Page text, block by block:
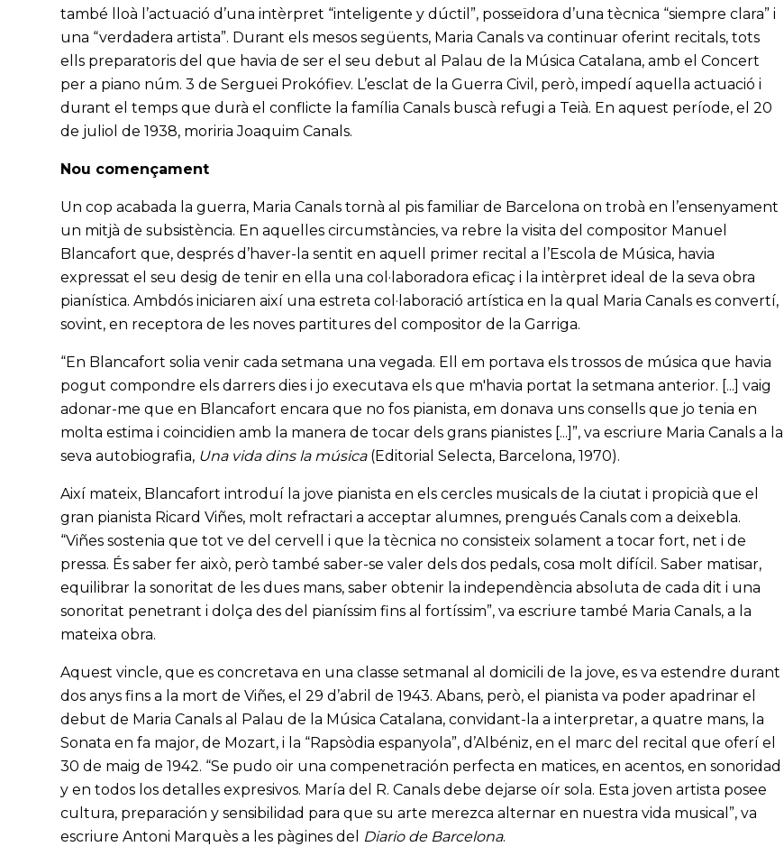
també lloà l’actuació d’una intèrpret “inteligente y dúctil”, posseïdora d’una tècnica “siempre clara” i
una “verdadera artista”. Durant els mesos següents, Maria Canals va continuar oferint recitals, tots
ells preparatoris del que havia de ser el seu debut al Palau de la Música Catalana, amb el Concert
per a piano núm. 3 de Serguei Prokófiev. L’esclat de la Guerra Civil, però, impedí aquella actuació i
durant el temps que durà el conflicte la família Canals buscà refugi a Teià. En aquest període, el 20
de juliol de 1938, moriria Joaquim Canals.
Nou començament
Un cop acabada la guerra, Maria Canals tornà al pis familiar de Barcelona on trobà en l’ensenyament
un mitjà de subsistència. En aquelles circumstàncies, va rebre la visita del compositor Manuel
Blancafort que, després d’haver-la sentit en aquell primer recital a l’Escola de Música, havia
expressat el seu desig de tenir en ella una col·laboradora eficaç i la intèrpret ideal de la seva obra
pianística. Ambdós iniciaren així una estreta col·laboració artística en la qual Maria Canals es convertí,
sovint, en receptora de les noves partitures del compositor de la Garriga.
“En Blancafort solia venir cada setmana una vegada. Ell em portava els trossos de música que havia
pogut compondre els darrers dies i jo executava els que m'havia portat la setmana anterior. [...] vaig
adonar-me que en Blancafort encara que no fos pianista, em donava uns consells que jo tenia en
molta estima i coincidien amb la manera de tocar dels grans pianistes [...]”, va escriure Maria Canals a la
seva autobiografia, Una vida dins la música (Editorial Selecta, Barcelona, 1970).
Així mateix, Blancafort introduí la jove pianista en els cercles musicals de la ciutat i propicià que el
gran pianista Ricard Viñes, molt refractari a acceptar alumnes, prengués Canals com a deixebla.
“Viñes sostenia que tot ve del cervell i que la tècnica no consisteix solament a tocar fort, net i de
pressa. És saber fer això, però també saber-se valer dels dos pedals, cosa molt difícil. Saber matisar,
equilibrar la sonoritat de les dues mans, saber obtenir la independència absoluta de cada dit i una
sonoritat penetrant i dolça des del pianíssim fins al fortíssim”, va escriure també Maria Canals, a la
mateixa obra.
Aquest vincle, que es concretava en una classe setmanal al domicili de la jove, es va estendre durant
dos anys fins a la mort de Viñes, el 29 d’abril de 1943. Abans, però, el pianista va poder apadrinar el
debut de Maria Canals al Palau de la Música Catalana, convidant-la a interpretar, a quatre mans, la
Sonata en fa major, de Mozart, i la “Rapsòdia espanyola”, d’Albéniz, en el marc del recital que oferí el
30 de maig de 1942. “Se pudo oir una compenetración perfecta en matices, en acentos, en sonoridad
y en todos los detalles expresivos. María del R. Canals debe dejarse oír sola. Esta joven artista posee
cultura, preparación y sensibilidad para que su arte merezca alternar en nuestra vida musical”, va
escriure Antoni Marquès a les pàgines del Diario de Barcelona.